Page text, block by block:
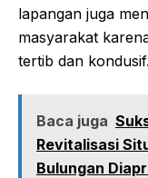
lapangan juga
masyarakat
tertib dan kondusif.
Baca juga
Revitalisasi
Bulungan